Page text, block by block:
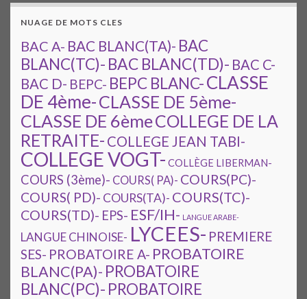
NUAGE DE MOTS CLES
BAC A- BAC BLANC(TA)- BAC
BLANC(TC)- BAC BLANC(TD)- BAC C-
BAC D- BEPC- BEPC BLANC-CLASSE
DE 4ème-CLASSE DE 5ème-
CLASSE DE 6èmeCOLLEGE DE LA
RETRAITE- COLLEGE JEAN TABI-
COLLEGE VOGT- COLLÈGE LIBERMAN-
COURS (3ème)- COURS( PA)- COURS(PC)-
COURS( PD)- COURS(TA)- COURS(TC)-
COURS(TD)- EPS- ESF/IH- LANGUE ARABE-
LANGUE CHINOISE- LYCEES- PREMIERE
SES- PROBATOIRE A- PROBATOIRE
BLANC(PA)- PROBATOIRE
BLANC(PC)- PROBATOIRE